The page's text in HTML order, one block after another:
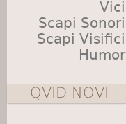
Vici
Scapi Sonori
Scapi Visifici
Humor
QVID NOVI